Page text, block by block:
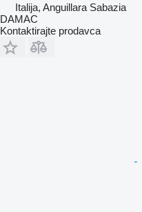
Italija, Anguillara Sabazia
DAMAC
Kontaktirajte prodavca